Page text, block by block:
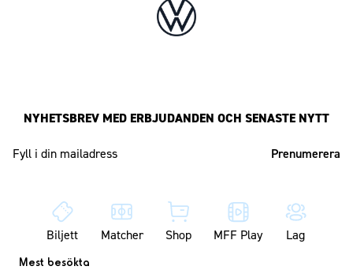
NYHETSBREV MED ERBJUDANDEN OCH SENASTE NYTT
Biljett Matcher Shop MFF Play Lag
Mest besökta